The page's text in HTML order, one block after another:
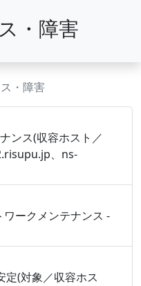
・障害
・障害
ンス(収容ホスト／
、ns-
ワークメンテナンス -
定(対象／収容ホス